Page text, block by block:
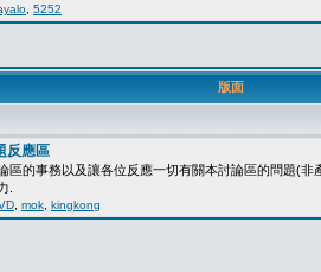
5252
版面
反應區
區的事務以及讓各位反應一切有關本討論區的問題(
.
mok kingkong